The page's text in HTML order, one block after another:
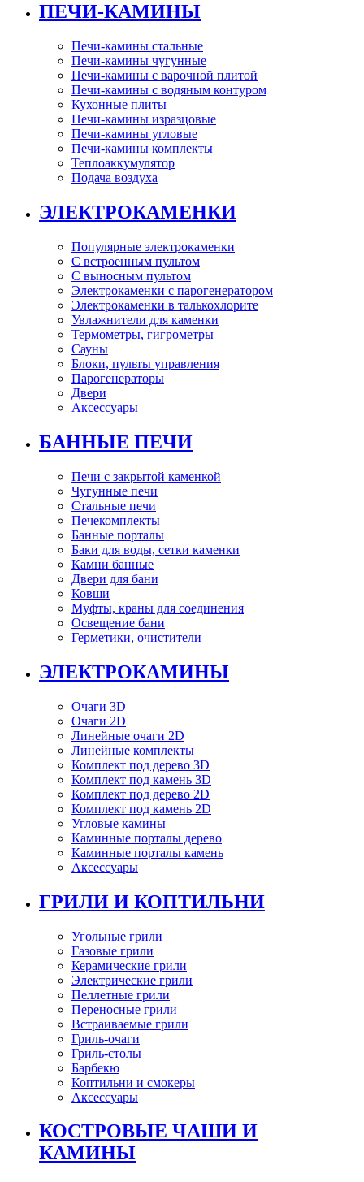
ПЕЧИ-КАМИНЫ
Печи-камины стальные
Печи-камины чугунные
Печи-камины с варочной плитой
Печи-камины с водяным контуром
Кухонные плиты
Печи-камины изразцовые
Печи-камины угловые
Печи-камины комплекты
Теплоаккумулятор
Подача воздуха
ЭЛЕКТРОКАМЕНКИ
Популярные электрокаменки
С встроенным пультом
С выносным пультом
Электрокаменки с парогенератором
Электрокаменки в талькохлорите
Увлажнители для каменки
Термометры, гигрометры
Сауны
Блоки, пульты управления
Парогенераторы
Двери
Аксессуары
БАННЫЕ ПЕЧИ
Печи с закрытой каменкой
Чугунные печи
Стальные печи
Печекомплекты
Банные порталы
Баки для воды, сетки каменки
Камни банные
Двери для бани
Ковши
Муфты, краны для соединения
Освещение бани
Герметики, очистители
ЭЛЕКТРОКАМИНЫ
Очаги 3D
Очаги 2D
Линейные очаги 2D
Линейные комплекты
Комплект под дерево 3D
Комплект под камень 3D
Комплект под дерево 2D
Комплект под камень 2D
Угловые камины
Каминные порталы дерево
Каминные порталы камень
Аксессуары
ГРИЛИ И КОПТИЛЬНИ
Угольные грили
Газовые грили
Керамические грили
Электрические грили
Пеллетные грили
Переносные грили
Встраиваемые грили
Гриль-очаги
Гриль-столы
Барбекю
Коптильни и смокеры
Аксессуары
КОСТРОВЫЕ ЧАШИ И
КАМИНЫ